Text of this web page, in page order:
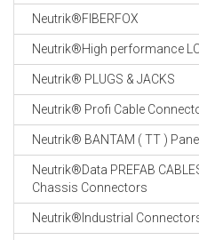
GE-
19"
CABLE
Neutrik®FIBERFOX
Neutrik®High performance
Neutrik® PLUGS & JACKS
Neutrik® Profi Cable
Neutrik® BANTAM ( TT )
Neutrik®Data PREFAB
Chassis Connectors
Neutrik®Industrial